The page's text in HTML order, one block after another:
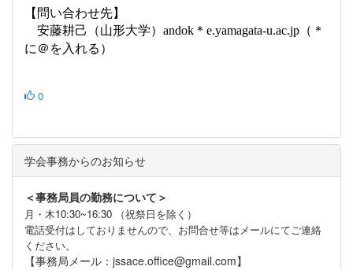
【問い合わせ先】
安藤耕己（山形大学） andok ＊ e.yamagata-u.ac.jp （＊
に＠を入れる）
0
学会事務からのお知らせ
＜事務局員の勤務について＞
月・木10:30~16:30 （祝祭日を除く）
電話受付はしておりませんので、お問合せ等はメールにてご連絡
ください。
【事務局メール：jssace.office@gmail.com】